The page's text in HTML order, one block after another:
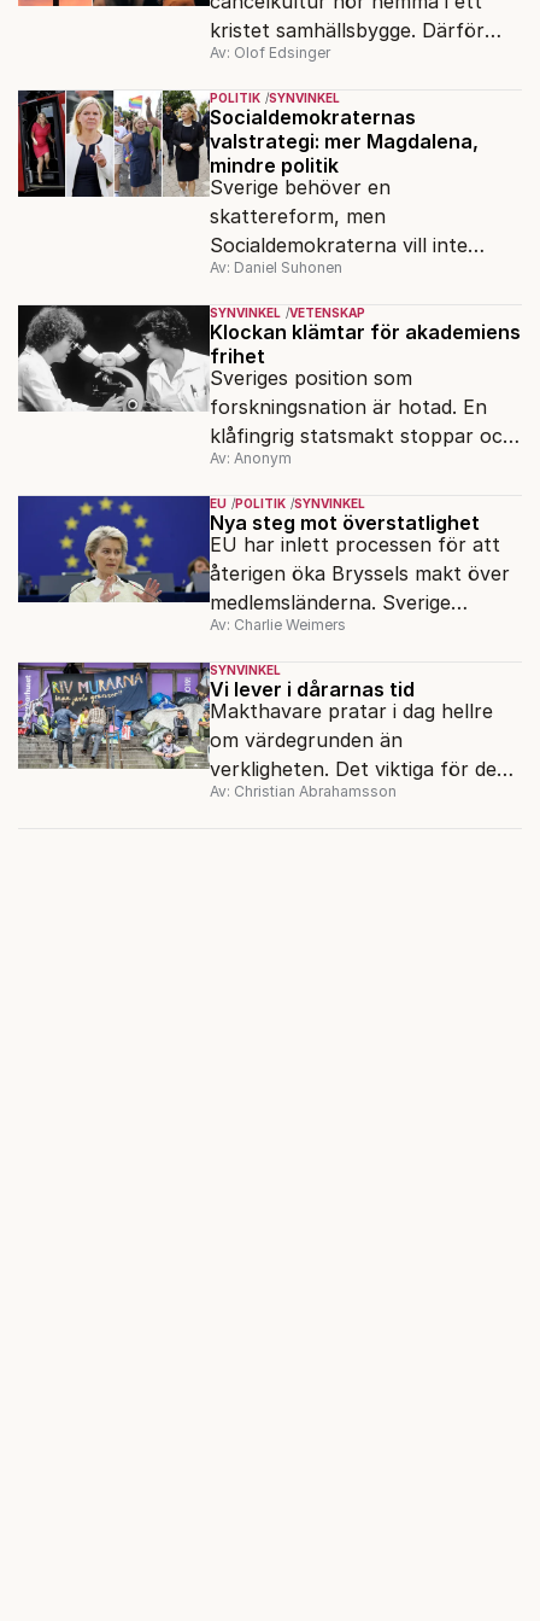
kristet samhällsbygge. Därför
behövs det kristna arvet som
motvikt mot dagens intolerans.
Av: Olof Edsinger
POLITIK SYNVINKEL
Socialdemokraternas
valstrategi: mer Magdalena,
mindre politik
Sverige behöver en
skattereform, men
Socialdemokraterna vill inte
reformera – de vill att valet ska
handla om Magdalena
Andersson, skriver Daniel
Suhonen.
Av: Daniel Suhonen
SYNVINKEL VETENSKAP
Klockan klämtar för akademiens
frihet
Sveriges position som
forskningsnation är hotad. En
klåfingrig statsmakt stoppar och
åtalar forskare på mycket
tveksamma grunder.
Av: Anonym
EU POLITIK SYNVINKEL
Nya steg mot överstatlighet
EU har inlett processen för att
återigen öka Bryssels makt över
medlemsländerna. Sverige
försöker skademinimera, men det
räcker inte.
Av: Charlie Weimers
SYNVINKEL
Vi lever i dårarnas tid
Makthavare pratar i dag hellre
om värdegrunden än
verkligheten. Det viktiga för dem
är hur det borde vara. Ingen vill
Av: Christian Abrahamsson